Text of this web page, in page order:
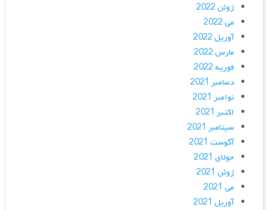
ژوئن 2022
می 2022
آوریل 2022
مارس 2022
فوریه 2022
دسامبر 2021
نوامبر 2021
اکتبر 2021
سپتامبر 2021
آگوست 2021
جولای 2021
ژوئن 2021
می 2021
آوریل 2021